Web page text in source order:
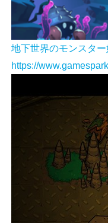
地下世界のモンスタ
https://